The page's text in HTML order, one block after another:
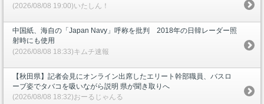
(2026/08/08 19:00)いたしん！
中国紙、海自の「Japan Navy」呼称を批判 2018年の日韓レーダー照
射時にも使用
(2026/08/08 18:33)キムチ速報
【秋田県】記者会見にオンライン出席したエリート幹部職員、バスロ
ーブ姿でタバコを吸いながら説明 県が聞き取りへ
(2026/08/08 18:32)おーるじゃんる